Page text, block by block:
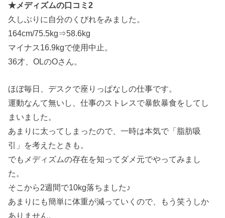
★メディズムの口コミ2
久しぶりに自分のくびれをみました。
164cm/75.5kg⇒58.6kg
マイナス16.9kgで使用中止。
36才、OLのOさん。
ほぼ毎日、デスクで座りっぱなしの仕事です。
運動なんて無いし、仕事のストレスで暴飲暴食をしてし
まいました。
あまりに太ってしまったので、一時は本気で「脂肪吸
引」を考えたときも。
でもメディズムの存在を知ってダメ元でやってみまし
た。
そこから2週間で10kg落ちました♪
あまりにも簡単に体重が減っていくので、もう笑うしか
ありません。